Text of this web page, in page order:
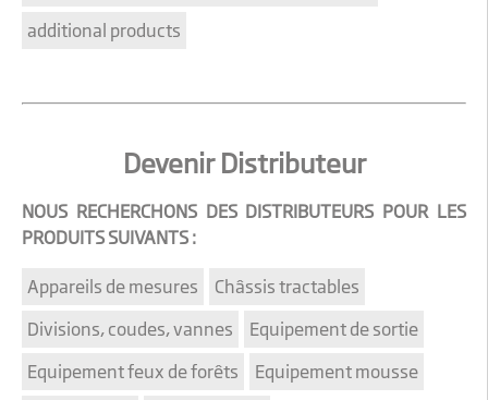
additional products
Devenir Distributeur
NOUS RECHERCHONS DES DISTRIBUTEURS POUR LES
PRODUITS SUIVANTS :
Appareils de mesures
Châssis tractables
Divisions, coudes, vannes
Equipement de sortie
Equipement feux de forêts
Equipement mousse